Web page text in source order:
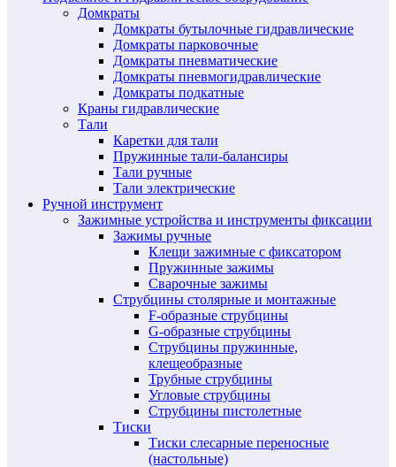
Домкраты
Домкраты бутылочные гидравлические
Домкраты парковочные
Домкраты пневматические
Домкраты пневмогидравлические
Домкраты подкатные
Краны гидравлические
Тали
Каретки для тали
Пружинные тали-балансиры
Тали ручные
Тали электрические
Ручной инструмент
Зажимные устройства и инструменты фиксации
Зажимы ручные
Клещи зажимные с фиксатором
Пружинные зажимы
Сварочные зажимы
Струбцины столярные и монтажные
F-образные струбцины
G-образные струбцины
Струбцины пружинные,
клещеобразные
Трубные струбцины
Угловые струбцины
Струбцины пистолетные
Тиски
Тиски слесарные переносные
(настольные)